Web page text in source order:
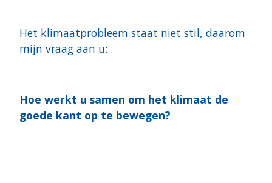
Het klimaatprobleem staat niet stil, daarom
mijn vraag aan u:
Hoe werkt u samen om het klimaat de
goede kant op te bewegen?